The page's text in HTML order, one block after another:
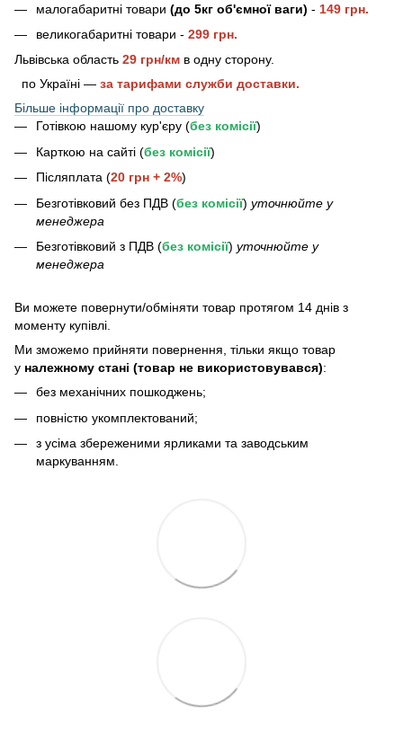
малогабаритні товари (до 5кг об'ємної ваги) - 149 грн.
великогабаритні товари - 299 грн.
Львівська область 29 грн/км в одну сторону.
по Україні — за тарифами служби доставки.
Більше інформації про доставку
Готівкою нашому кур'єру (без комісії)
Карткою на сайті (без комісії)
Післяплата (20 грн + 2%)
Безготівковий без ПДВ (без комісії) уточнюйте у
менеджера
Безготівковий з ПДВ (без комісії) уточнюйте у
менеджера
Bи можете повернути/обміняти товар протягом 14 днів з
моменту купівлі.
Ми зможемо прийняти повернення, тільки якщо товар
у належному стані (товар не використовувався):
без механічних пошкоджень;
повністю укомплектований;
з усіма збереженими ярликами та заводським
маркуванням.